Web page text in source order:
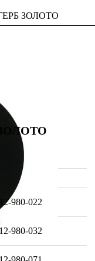
ЗОЛОТО
980-022
980-032